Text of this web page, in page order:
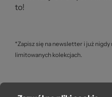
to!
*Zapisz się na newsletter i już
limitowanych kolekcjach.